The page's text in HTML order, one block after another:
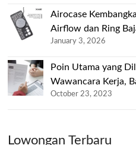
Airocase
Airflow dan Ring
January 3, 2026
Poin Utama yang
Wawancara Kerja,
October 23, 2023
Lowongan Terbaru